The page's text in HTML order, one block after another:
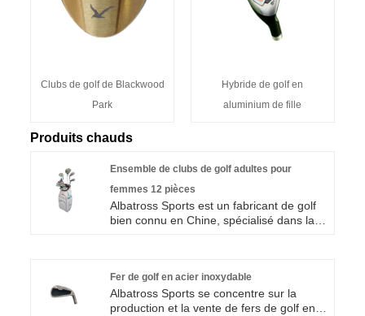
Clubs de golf de Blackwood
Park
Hybride de golf en
aluminium de fille
Produits chauds
Ensemble de clubs de golf adultes pour
femmes 12 pièces
Albatross Sports est un fabricant de golf
bien connu en Chine, spécialisé dans la
matières premières de haute qualité pour
garantir une qualité de produit stable et
fiable et des prix hautement compétitifs.
Fer de golf en acier inoxydable
Albatross Sports se concentre sur la
production et la vente de fers de golf en